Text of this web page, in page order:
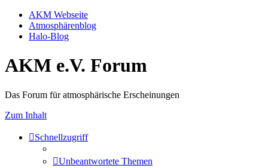
AKM Webseite
Atmosphärenblog
Halo-Blog
AKM e.V. Forum
Das Forum für atmosphärische Erscheinungen
Zum Inhalt
Schnellzugriff
Unbeantwortete Themen